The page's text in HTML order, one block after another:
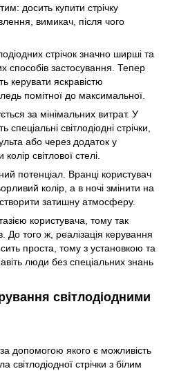
досить купити стрічку
вимикач, після чого
стрічок значно ширші та
способів застосування. Тепер
керувати яскравістю
ледь помітної до максимальної.
за мінімальних витрат. У
світлодіодні стрічки,
або через додаток у
світлової стелі.
потенціал. Вранці користувач
колір, а в ночі змінити на
затишну атмосферу.
користувача, тому так
До того ж, реалізація керування
проста, тому з установкою та
люди без спеціальних знань
світлодіодними
допомогою якого є можливість
світлодіодної стрічки з білим